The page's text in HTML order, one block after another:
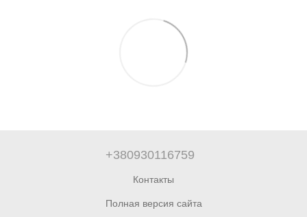
+380930116759
Контакты
Полная версия сайта